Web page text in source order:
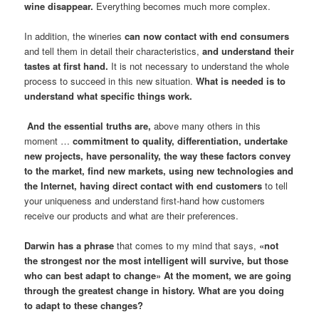
wine disappear. Everything becomes much more complex.
In addition, the wineriescan now contact with end consumers
and tell them in detail their characteristics,and understand their
tastes at first hand. It is not necessary to understand the whole
process to succeed in this new situation.What is needed is to
understand what specific things work.
And the essential truths are, above many others in this
moment …commitment to quality, differentiation, undertake
new projects, have personality, the way these factors convey
to the market, find new markets, using new technologies and
the Internet, having direct contact with end customers to tell
your uniqueness and understand first-hand how customers
receive our products and what are their preferences.
Darwin has a phrase that comes to my mind that says, «not
the strongest nor the most intelligent will survive, but those
who can best adapt to change» At the moment, we are going
through the greatest change in history. What are you doing
to adapt to these changes?